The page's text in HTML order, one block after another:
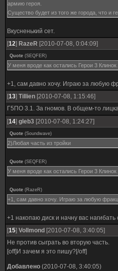
армию героя.
Существо будет из того же города, что и
Вкусненький сет.
[12] RazeR [2010-07-08, 0:04:09]
Quote (SEQFER)
У меня вроде как остались Герои 3
+1, сам давно хочу. Играю за любую
[13] Tillien [2010-07-08, 1:15:46]
Г5ПО 3.1. За гномов. В общем-то
[14] gleb3 [2010-07-08, 1:24:27]
Quote (Soundwave)
2)Любая часть из тройки
Quote (SEQFER)
У меня вроде как остались Герои 3
Quote (RazeR)
+1, сам давно хочу. Играю за любую
+1 накопаю диск и начну вас
[15] Vollmond [2010-07-08, 3:40:05]
Не против сыграть во вторую часть.
[off]И зачем я это пишу?[/off]
Добавлено (2010-07-08, 3:40:05)